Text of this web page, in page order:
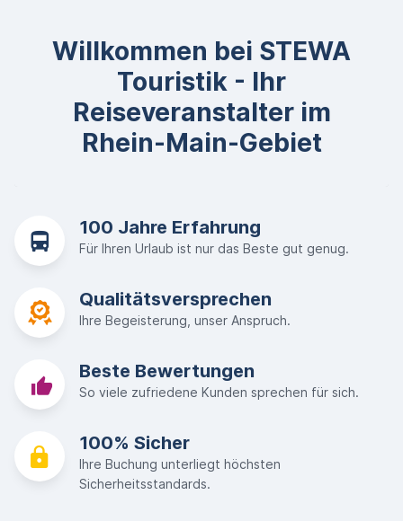
Willkommen bei STEWA
Touristik - Ihr
Reiseveranstalter im
Rhein-Main-Gebiet
100 Jahre Erfahrung
Für Ihren Urlaub ist nur das Beste gut genug.
Qualitätsversprechen
Ihre Begeisterung, unser Anspruch.
Beste Bewertungen
So viele zufriedene Kunden sprechen für sich.
100% Sicher
Ihre Buchung unterliegt höchsten
Sicherheitsstandards.